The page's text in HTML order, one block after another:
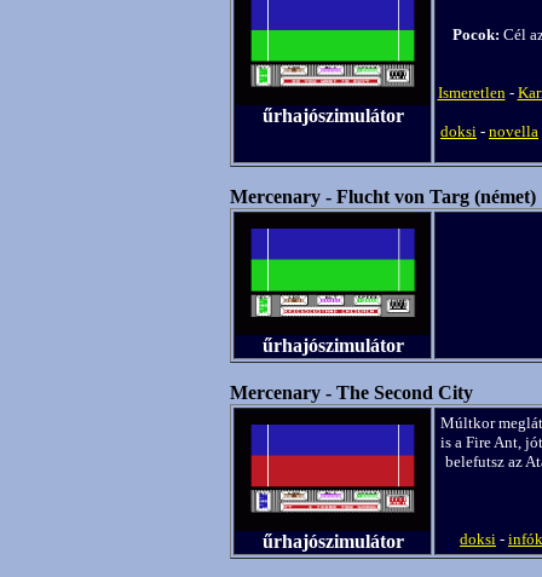
űrhajószimulátor
Pocok: Cél
Ismeretlen-
doksi - novella
Mercenary - Flucht von Targ (német)
űrhajószimulátor
Mercenary - The Second City
űrhajószimulátor
Múltkor
is a Fire Ant,
belefutsz az
doksi -